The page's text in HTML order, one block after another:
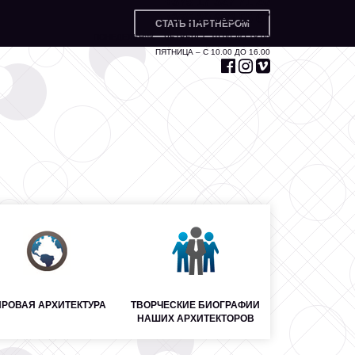
СТАТЬ ПАРТНЁРОМ
+375 29 653 55 67
ПОНЕДЕЛЬНИК – ЧЕТВЕРГ С 10.00 ДО 18.00
ПЯТНИЦА – С 10.00 ДО 16.00
АРХИТЕКТУРА
ТВОРЧЕСКИЕ БИОГРАФИИ
НАШИХ АРХИТЕКТОРОВ